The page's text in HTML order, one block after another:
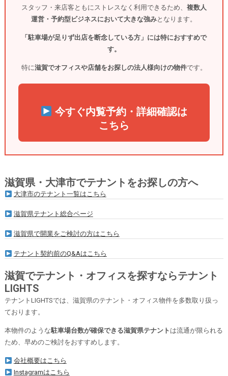
スタッフ・来店客ともにストレスなく利用できるため、 複数人
運営・予約型ビジネスにおいて大きな強みとなります。
「駐車場が足りず出店を断念している方」には特におすすめで
す。
特に滋賀でオフィスや店舗をお探しの法人様向けの物件です。
今すぐ内覧予約・詳細確認は
こちら
滋賀県・大津市でテナントをお探しの方へ
大津市のテナント一覧はこちら
滋賀県テナント総合ページ
滋賀県で開業をご検討の方はこちら
テナント契約前のQ&Aはこちら
滋賀でテナント・オフィスを探すならテナント
LIGHTS
テナントLIGHTSでは、滋賀県のテナント・オフィス物件を多数取り扱っ
ております。
本物件のような駐車場台数が確保できる滋賀県テナント は流通が限られる
ため、早めのご検討をおすすめします。
会社概要はこちら
Instagramはこちら